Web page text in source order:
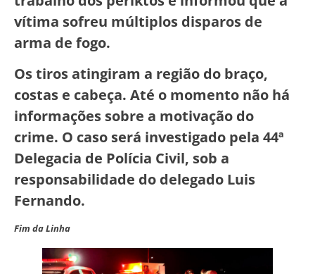
vítima sofreu múltiplos disparos de
arma de fogo.
Os tiros atingiram a região do braço,
costas e cabeça. Até o momento não há
informações sobre a motivação do
crime. O caso será investigado pela 44ª
Delegacia de Polícia Civil, sob a
responsabilidade do delegado Luis
Fernando.
Fim da Linha